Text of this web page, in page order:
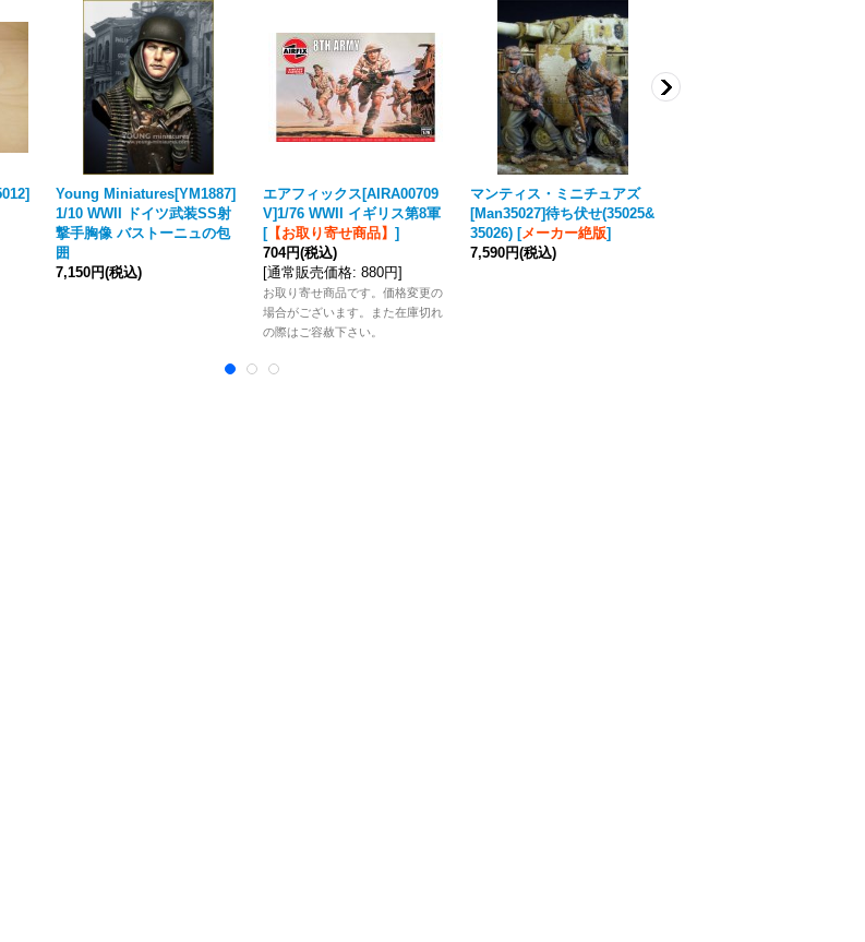
Young Miniatures[YM1887]
1/10 WWII ドイツ武装SS射
撃手胸像 バストーニュの包
囲
7,150円(税込)
エアフィックス[AIRA00709
V]1/76 WWII イギリス第8軍
[【お取り寄せ商品】 ]
704円(税込)
[通常販売価格: 880円]
お取り寄せ商品です。価格変更の
場合がございます。また在庫切れ
の際はご容赦下さい。
マンティス・ミニチュアズ
[Man35027]待ち伏せ(35025&
35026) [メーカー絶版]
7,590円(税込)